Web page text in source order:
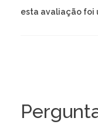
esta avaliação foi